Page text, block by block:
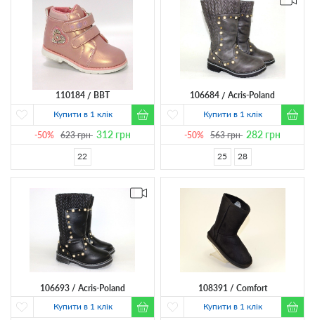
110184
BBT
Купити в 1 клік
-50% 623грн 312грн
22
106684
Acris-Poland
Купити в 1 клік
-50% 563грн 282 грн
25 28
106693
Acris-Poland
Купити в 1 клік
108391
Comfort
Купити в 1 клік